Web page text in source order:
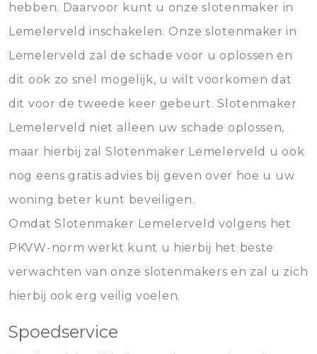
hebben. Daarvoor kunt u onze slotenmaker in
Lemelerveld inschakelen. Onze slotenmaker in
Lemelerveld zal de schade voor u oplossen en
dit ook zo snel mogelijk, u wilt voorkomen dat
dit voor de tweede keer gebeurt. Slotenmaker
Lemelerveld niet alleen uw schade oplossen,
maar hierbij zal Slotenmaker Lemelerveld u ook
nog eens gratis advies bij geven over hoe u uw
woning beter kunt beveiligen.
Omdat Slotenmaker Lemelerveld volgens het
PKVW-norm werkt kunt u hierbij het beste
verwachten van onze slotenmakers en zal u zich
hierbij ook erg veilig voelen.
Spoedservice